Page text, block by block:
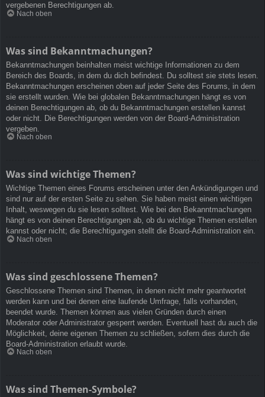
vergebenen Berechtigungen ab.
Nach oben
Was sind Bekanntmachungen?
Bekanntmachungen beinhalten meist wichtige Informationen zu dem
Bereich des Boards, in dem du dich befindest. Du solltest sie stets lesen.
Bekanntmachungen erscheinen oben auf jeder Seite des Forums, in dem
sie erstellt wurden. Wie bei globalen Bekanntmachungen hängt es von
deinen Berechtigungen ab, ob du Bekanntmachungen erstellen kannst
oder nicht. Die Berechtigungen werden von der Board-Administration
vergeben.
Nach oben
Was sind wichtige Themen?
Wichtige Themen eines Forums erscheinen unter den Ankündigungen und
sind nur auf der ersten Seite zu sehen. Sie haben meist einen wichtigen
Inhalt, weswegen du sie lesen solltest. Wie bei den Bekanntmachungen
hängt es von deinen Berechtigungen ab, ob du wichtige Themen erstellen
kannst oder nicht; die Berechtigungen stellt die Board-Administration ein.
Nach oben
Was sind geschlossene Themen?
Geschlossene Themen sind Themen, in denen nicht mehr geantwortet
werden kann und bei denen eine laufende Umfrage, falls vorhanden,
beendet wurde. Themen können aus vielen Gründen durch einen
Moderator oder Administrator gesperrt werden. Eventuell hast du auch die
Möglichkeit, deine eigenen Themen zu schließen, sofern dies durch die
Board-Administration erlaubt wurde.
Nach oben
Was sind Themen-Symbole?